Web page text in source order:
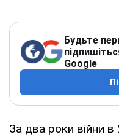
Будьте
Google
За два роки війни в